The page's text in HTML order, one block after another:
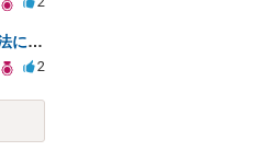
未成年者との不適切なやり取りが法に触れる可能性と対処法
2